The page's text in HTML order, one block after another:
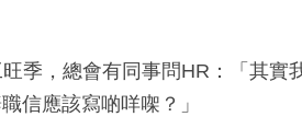
季，總會有同事問HR：「其實
信應該寫啲咩㗎？」